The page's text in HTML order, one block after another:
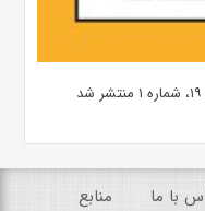
با ما منابع